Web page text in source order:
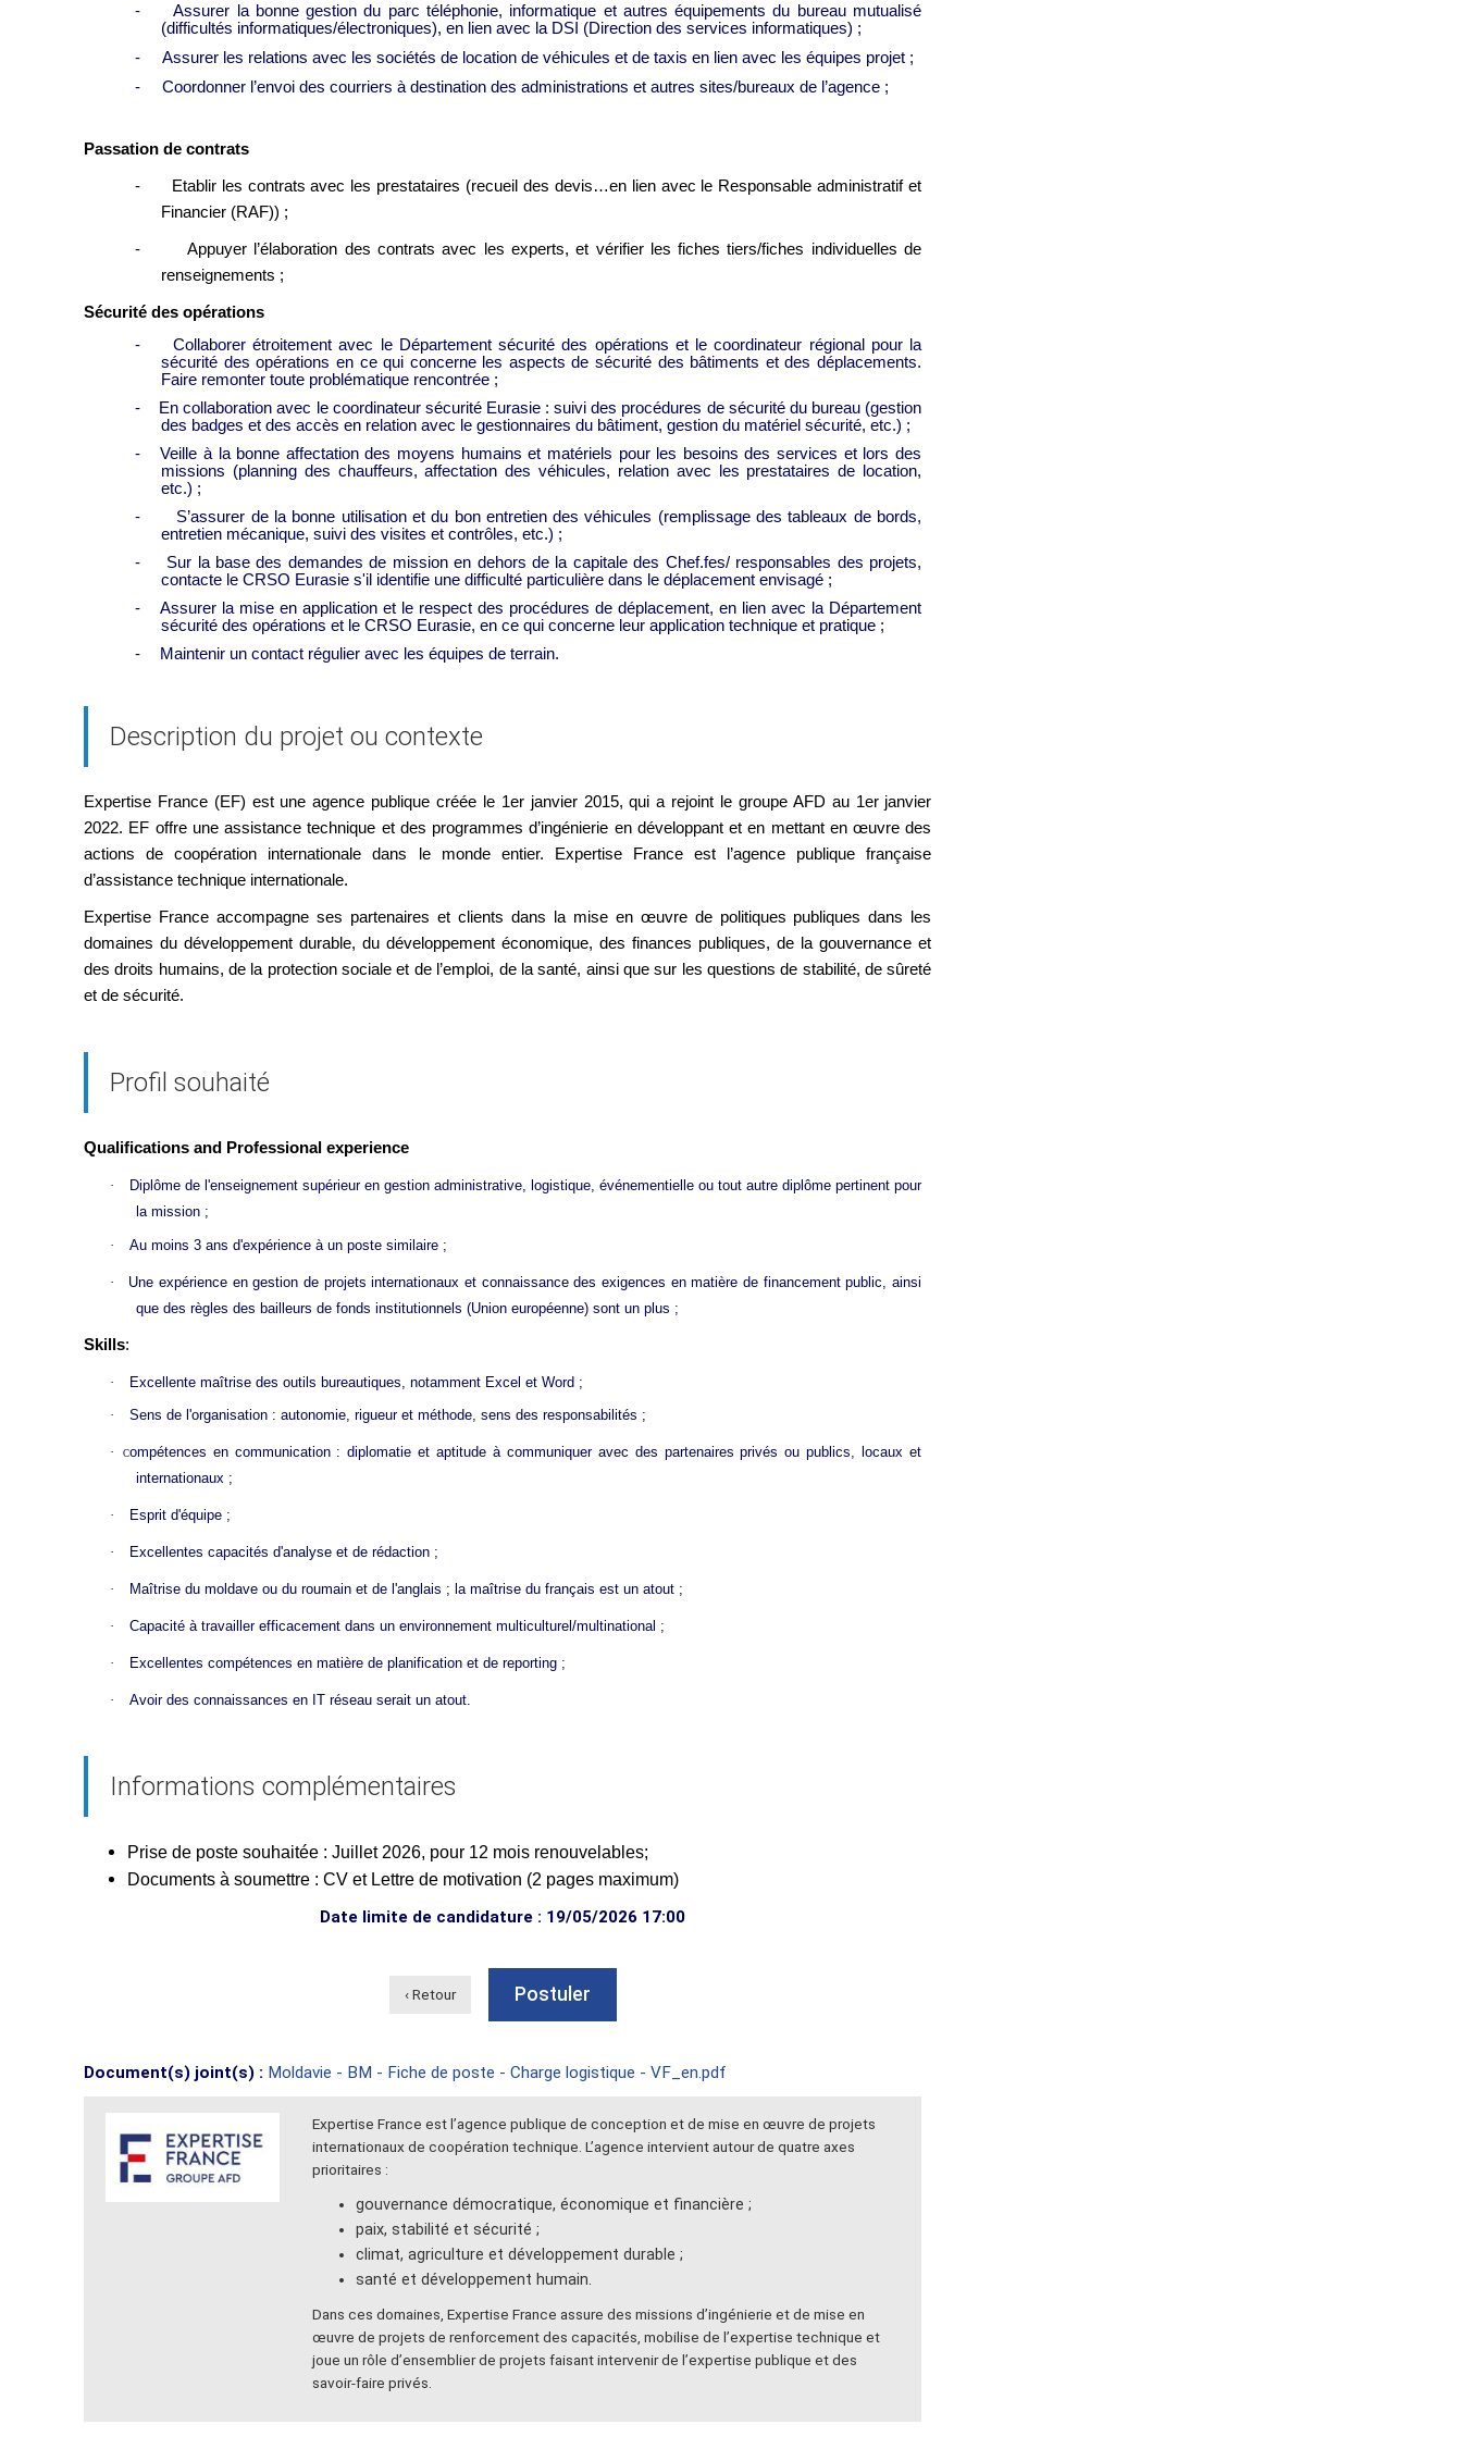
-
Assurer la bonne gestion du parc téléphonie, informatique et autres équipements du bureau mutualisé
(difficultés informatiques/électroniques), en lien avec la DSI (Direction des services informatiques) ;
-
Assurer les relations avec les sociétés de location de véhicules et de taxis en lien avec les équipes projet ;
-
Coordonner l’envoi des courriers à destination des administrations et autres sites/bureaux de l’agence ;
Passation de contrats
-
Etablir les contrats avec les prestataires (recueil des devis…en lien avec le Responsable administratif et
Financier (RAF)) ;
-
Appuyer l’élaboration des contrats avec les experts, et vérifier les fiches tiers/fiches individuelles de
renseignements ;
Sécurité des opérations
-
Collaborer étroitement avec le Département sécurité des opérations et le coordinateur régional pour la
sécurité des opérations en ce qui concerne les aspects de sécurité des bâtiments et des déplacements.
Faire remonter toute problématique rencontrée ;
-
En collaboration avec le coordinateur sécurité Eurasie : suivi des procédures de sécurité du bureau (gestion
des badges et des accès en relation avec le gestionnaires du bâtiment, gestion du matériel sécurité, etc.) ;
-
Veille à la bonne affectation des moyens humains et matériels pour les besoins des services et lors des
missions (planning des chauffeurs, affectation des véhicules, relation avec les prestataires de location,
etc.) ;
-
S’assurer de la bonne utilisation et du bon entretien des véhicules (remplissage des tableaux de bords,
entretien mécanique, suivi des visites et contrôles, etc.) ;
-
Sur la base des demandes de mission en dehors de la capitale des Chef.fes/ responsables des projets,
contacte le CRSO Eurasie s'il identifie une difficulté particulière dans le déplacement envisagé ;
-
Assurer la mise en application et le respect des procédures de déplacement, en lien avec la Département
sécurité des opérations et le CRSO Eurasie, en ce qui concerne leur application technique et pratique ;
-
Maintenir un contact régulier avec les équipes de terrain.
Description du projet ou contexte
Expertise France (EF) est une agence publique créée le 1er janvier 2015, qui a rejoint le groupe AFD au 1er janvier
2022. EF offre une assistance technique et des programmes d’ingénierie en développant et en mettant en œuvre des
actions de coopération internationale dans le monde entier. Expertise France est l’agence publique française
d’assistance technique internationale.
Expertise France accompagne ses partenaires et clients dans la mise en œuvre de politiques publiques dans les
domaines du développement durable, du développement économique, des finances publiques, de la gouvernance et
des droits humains, de la protection sociale et de l’emploi, de la santé, ainsi que sur les questions de stabilité, de sûreté
et de sécurité.
Profil souhaité
Qualifications and Professional experience
·
Diplôme de l'enseignement supérieur en gestion administrative, logistique, événementielle ou tout autre diplôme pertinent pour
la mission ;
· Au moins 3 ans d'expérience à un poste similaire ;
·
Une expérience en gestion de projets internationaux et connaissance des exigences en matière de financement public, ainsi
que des règles des bailleurs de fonds institutionnels (Union européenne) sont un plus ;
Skills:
· Excellente maîtrise des outils bureautiques, notamment Excel et Word ;
· Sens de l'organisation : autonomie, rigueur et méthode, sens des responsabilités ;
· Compétences en communication : diplomatie et aptitude à communiquer avec des partenaires privés ou publics, locaux et
internationaux ;
· Esprit d'équipe ;
· Excellentes capacités d'analyse et de rédaction ;
· Maîtrise du moldave ou du roumain et de l'anglais ; la maîtrise du français est un atout ;
· Capacité à travailler efficacement dans un environnement multiculturel/multinational ;
· Excellentes compétences en matière de planification et de reporting ;
· Avoir des connaissances en IT réseau serait un atout.
Informations complémentaires
Prise de poste souhaitée : Juillet 2026, pour 12 mois renouvelables;
Documents à soumettre : CV et Lettre de motivation (2 pages maximum)
Date limite de candidature : 19/05/2026 17:00
‹ Retour Postuler
Document(s) joint(s) : Moldavie - BM - Fiche de poste - Charge logistique - VF_en.pdf
Expertise France est l’agence publique de conception et de mise en œuvre de projets
internationaux de coopération technique. L’agence intervient autour de quatre axes
prioritaires :
gouvernance démocratique, économique et financière ;
paix, stabilité et sécurité ;
climat, agriculture et développement durable ;
santé et développement humain.
Dans ces domaines, Expertise France assure des missions d’ingénierie et de mise en
œuvre de projets de renforcement des capacités, mobilise de l’expertise technique et
joue un rôle d’ensemblier de projets faisant intervenir de l’expertise publique et des
savoir-faire privés.